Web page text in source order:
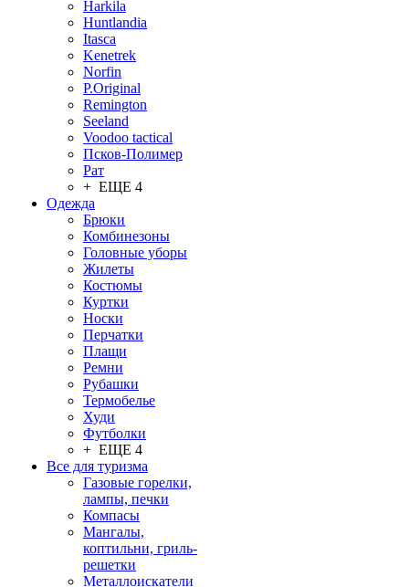
Harkila
Huntlandia
Itasca
Kenetrek
Norfin
P.Original
Remington
Seeland
Voodoo tactical
Псков-Полимер
Рат
+ ЕЩЕ 4
Одежда
Брюки
Комбинезоны
Головные уборы
Жилеты
Костюмы
Куртки
Носки
Перчатки
Плащи
Ремни
Рубашки
Термобелье
Худи
Футболки
+ ЕЩЕ 4
Все для туризма
Газовые горелки,
лампы, печки
Компасы
Мангалы,
коптильни, гриль-
решетки
Металлоискатели